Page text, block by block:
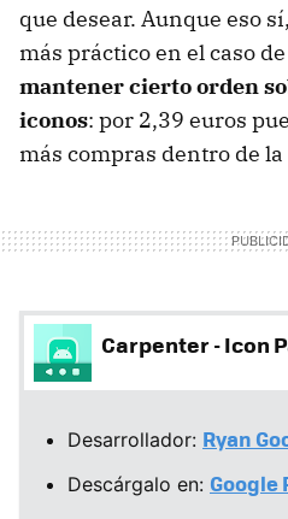
que desear. Aunque eso
más práctico en el caso
mantener cierto orden
iconos: por 2,39 euros
más compras dentro de
Carpenter - Icon
Desarrollador: Ryan
Descárgalo en: Google